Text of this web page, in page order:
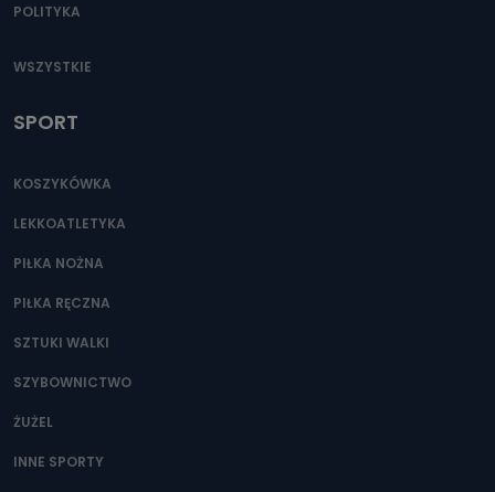
POLITYKA
WSZYSTKIE
SPORT
KOSZYKÓWKA
LEKKOATLETYKA
PIŁKA NOŻNA
PIŁKA RĘCZNA
SZTUKI WALKI
SZYBOWNICTWO
ŻUŻEL
INNE SPORTY